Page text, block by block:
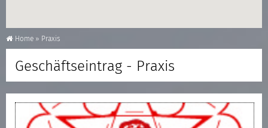
Home » Praxis
Geschäftseintrag - Praxis